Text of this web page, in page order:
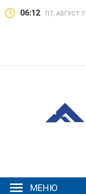
06:12 ПТ, АВГУСТ 7
МЕНЮ